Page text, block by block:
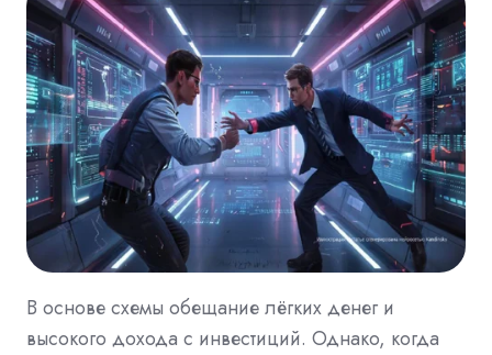
В основе схемы обещание лёгких денег и
высокого дохода с инвестиций. Однако, когда